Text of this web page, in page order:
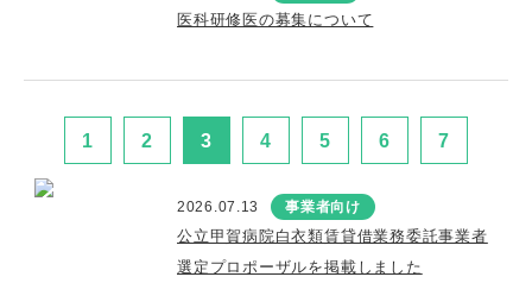
医科研修医の募集について
1 2 3 4 5 6 7
2026.07.13 事業者向け
公立甲賀病院白衣類賃貸借業務委託事業者
選定プロポーザルを掲載しました